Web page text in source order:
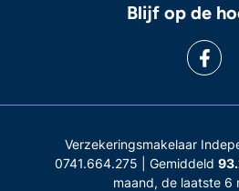
Blijf op de
Verzekeringsmakelaar
0741.664.275 | Gemiddeld
maand, de laatste 6